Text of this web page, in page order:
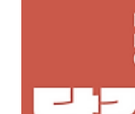
우(Windows) 용
GitHub -